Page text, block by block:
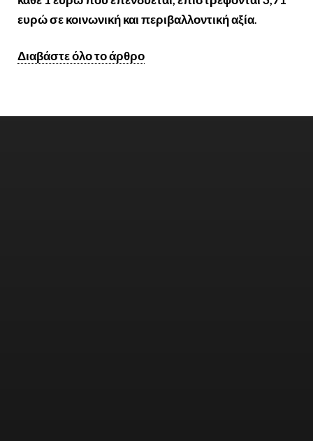
ευρώ σε κοινωνική και περιβαλλοντική αξία.
Διαβάστε όλο το άρθρο